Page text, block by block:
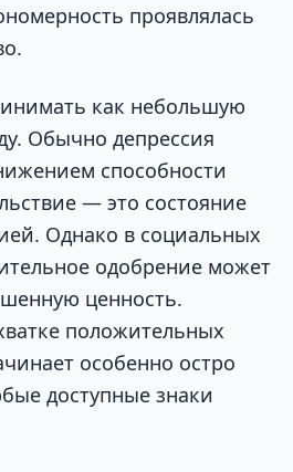
проявлялась
как небольшую
Обычно депрессия
способности
— это состояние
Однако в социальных
одобрение может
ценность.
положительных
особенно остро
доступные знаки